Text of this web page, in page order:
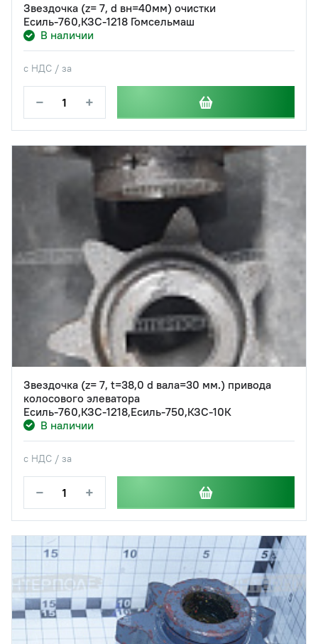
Звездочка (z= 7, d вн=40мм) очистки
Есиль-760,КЗС-1218 Гомсельмаш
В наличии
с НДС / за
− +
Звездочка (z= 7, t=38,0 d вала=30 мм.) привода
колосового элеватора
Есиль-760,КЗС-1218,Есиль-750,КЗС-10К
В наличии
с НДС / за
− +